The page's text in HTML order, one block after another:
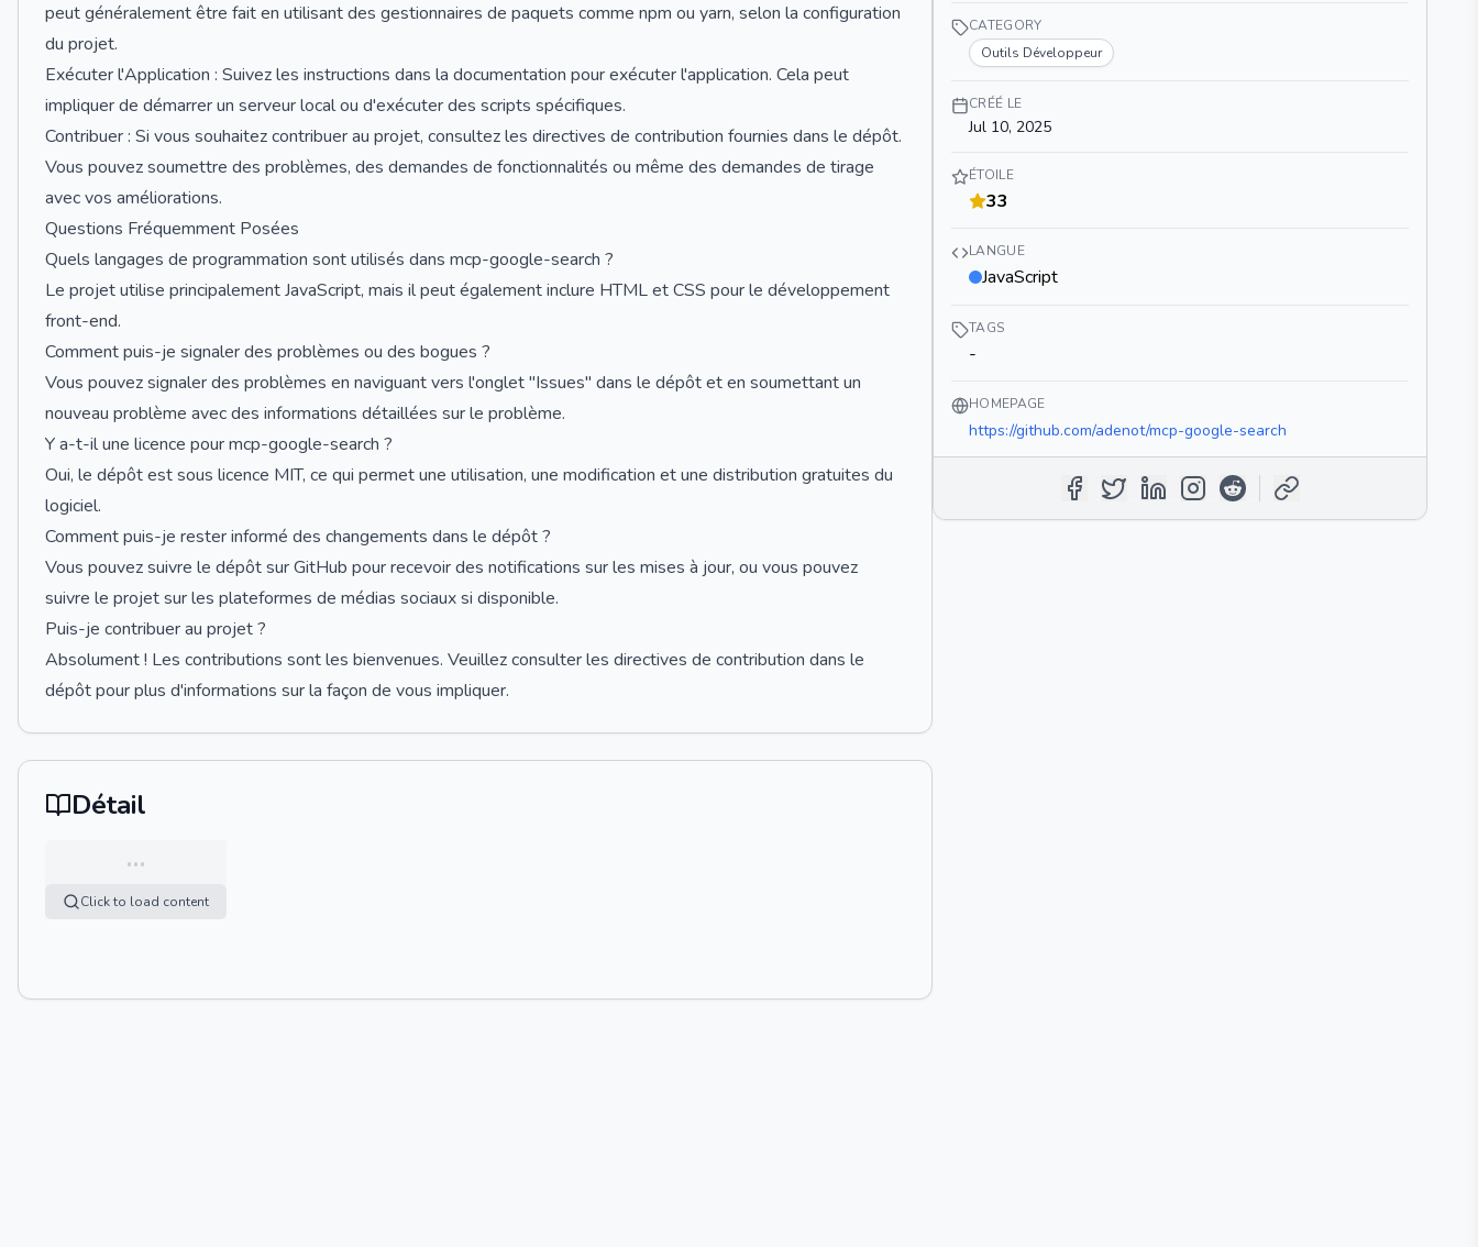
peut généralement être fait en utilisant des gestionnaires de paquets comme npm ou yarn, selon la configuration
du projet.
Exécuter l'Application : Suivez les instructions dans la documentation pour exécuter l'application. Cela peut
impliquer de démarrer un serveur local ou d'exécuter des scripts spécifiques.
Contribuer : Si vous souhaitez contribuer au projet, consultez les directives de contribution fournies dans le dépôt.
Vous pouvez soumettre des problèmes, des demandes de fonctionnalités ou même des demandes de tirage
avec vos améliorations.
Questions Fréquemment Posées
Quels langages de programmation sont utilisés dans mcp-google-search ?
Le projet utilise principalement JavaScript, mais il peut également inclure HTML et CSS pour le développement
front-end.
Comment puis-je signaler des problèmes ou des bogues ?
Vous pouvez signaler des problèmes en naviguant vers l'onglet "Issues" dans le dépôt et en soumettant un
nouveau problème avec des informations détaillées sur le problème.
Y a-t-il une licence pour mcp-google-search ?
Oui, le dépôt est sous licence MIT, ce qui permet une utilisation, une modification et une distribution gratuites du
logiciel.
Comment puis-je rester informé des changements dans le dépôt ?
Vous pouvez suivre le dépôt sur GitHub pour recevoir des notifications sur les mises à jour, ou vous pouvez
suivre le projet sur les plateformes de médias sociaux si disponible.
Puis-je contribuer au projet ?
Absolument ! Les contributions sont les bienvenues. Veuillez consulter les directives de contribution dans le
dépôt pour plus d'informations sur la façon de vous impliquer.
Détail
…
Click to load content
CATEGORY
Outils Développeur
CRÉÉ LE
Jul 10, 2025
ÉTOILE
33
LANGUE
JavaScript
TAGS
-
HOMEPAGE
https://github.com/adenot/mcp-google-search